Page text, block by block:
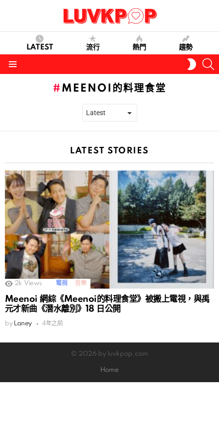
LATEST 流行 熱門 趨勢
SKIN
MEENOI的料理食堂
LATEST STORIES
2k Views 電視 音樂
Meenoi 網綜《Meenoi的料理食堂》被搬上電視，與禹
元才新曲《潛水離別》18 日公開
by Laney 4年之前
© 2026 by luvkpop.com
Home